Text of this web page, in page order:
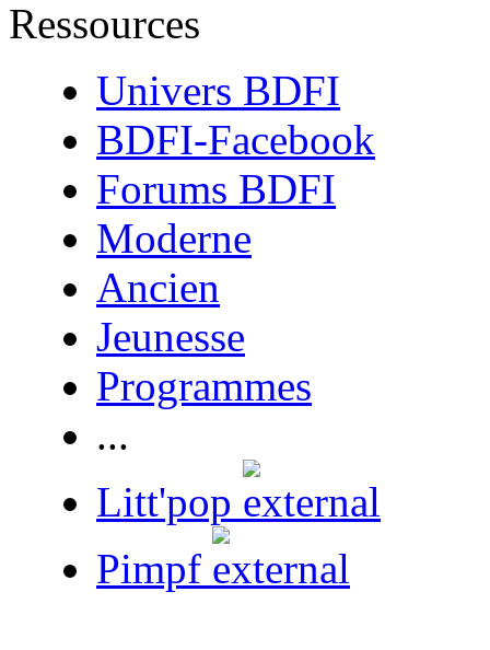
Ressources
Univers BDFI
BDFI-Facebook
Forums BDFI
Moderne
Ancien
Jeunesse
Programmes
...
Litt'pop
Pimpf